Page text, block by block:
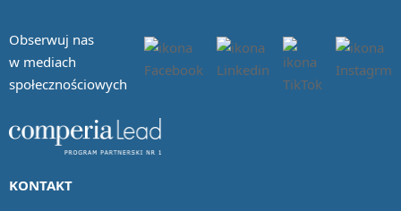
Obserwuj nas
w mediach
społecznościowych
KONTAKT